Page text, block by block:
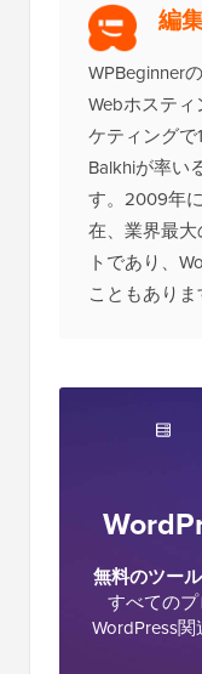
編
WPBeginner
Webホステ
ケティング
Balkhiが率い
す。2009年
在、業界最
トであり、
こともありま
無料のツー
すべての
WordPress